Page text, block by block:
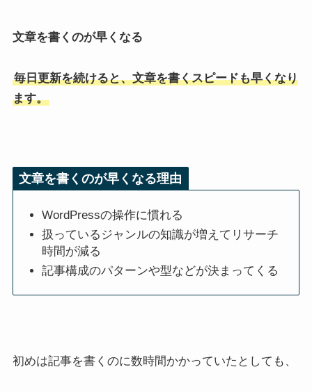
文章を書くのが早くなる
毎日更新を続けると、文章を書くスピードも早くなり
ます。
文章を書くのが早くなる理由
WordPressの操作に慣れる
扱っているジャンルの知識が増えてリサーチ
時間が減る
記事構成のパターンや型などが決まってくる
初めは記事を書くのに数時間かかっていたとしても、